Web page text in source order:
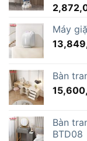
Máy
Bàn
Bàn
BTD08